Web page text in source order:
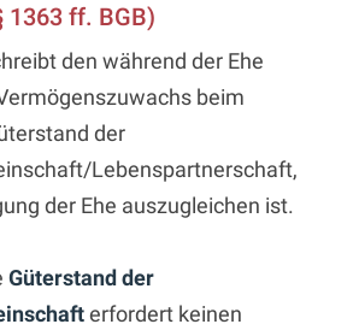
ff. BGB)
den während der Ehe
beim
der
Lebenspartnerschaft,
der Ehe auszugleichen ist.
Güterstand der
erfordert keinen